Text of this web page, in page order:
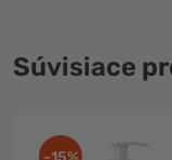
Súvisiace